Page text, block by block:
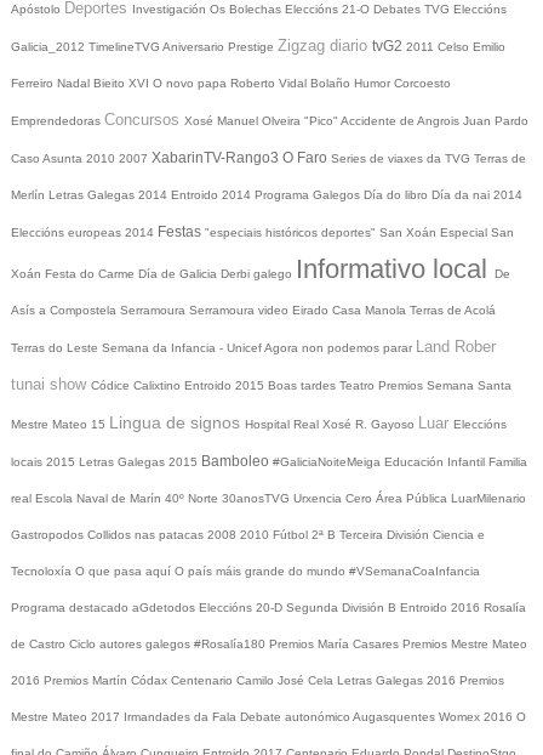
Apóstolo Deportes Investigación Os Bolechas Eleccións 21-O Debates TVG Eleccións
Galicia_2012 TimelineTVG Aniversario Prestige Zigzag diario tvG2 2011 Celso Emilio
Ferreiro Nadal Bieito XVI O novo papa Roberto Vidal Bolaño Humor Corcoesto
Emprendedoras Concursos Xosé Manuel Olveira "Pico" Accidente de Angrois Juan Pardo
Caso Asunta 2010 2007 XabarinTV-Rango3 O Faro Series de viaxes da TVG Terras de
Merlín Letras Galegas 2014 Entroido 2014 Programa Galegos Día do libro Día da nai 2014
Eleccións europeas 2014 Festas "especiais históricos deportes" San Xoán Especial San
Xoán Festa do Carme Día de Galicia Derbi galego Informativo local De
Asís a Compostela Serramoura Serramoura video Eirado Casa Manola Terras de Acolá
Terras do Leste Semana da Infancia - UnicefAgora non podemos parar Land Rober
tunai show Códice Calixtino Entroido 2015 Boas tardes Teatro Premios Semana Santa
Mestre Mateo 15 Lingua de signos Hospital Real Xosé R. Gayoso Luar Eleccións
locais 2015 Letras Galegas 2015 Bamboleo #GaliciaNoiteMeiga Educación Infantil Familia
real Escola Naval de Marín 40º Norte 30anosTVG Urxencia Cero Área Pública LuarMilenario
Gastropodos Collidos nas patacas 2008 2010 Fútbol 2ª B Terceira División Ciencia e
Tecnoloxía O que pasa aquí O país máis grande do mundo #VSemanaCoaInfancia
Programa destacado aGdetodos Eleccións 20-D Segunda División B Entroido 2016 Rosalía
de Castro Ciclo autores galegos #Rosalía180 Premios María Casares Premios Mestre Mateo
2016 Premios Martín Códax Centenario Camilo José Cela Letras Galegas 2016 Premios
Mestre Mateo 2017 Irmandades da Fala Debate autonómico Augasquentes Womex 2016 O